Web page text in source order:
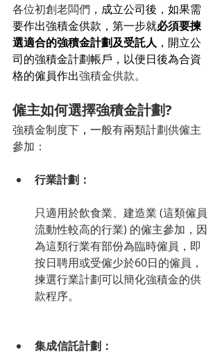
各位初創老闆們 ，成立公司後，如果需
要作出強積金供款，第一步就必須要揀
選適合的強積金計劃及受託人 ，開立公
司的強積金計劃帳戶，以便日後為合資
格的僱員作出強積金供款。
僱主如何選擇強積金計劃?
強積金制度下 ，一般有兩類計劃供僱主
參加：
行業計劃：
只適用於飲食業、建造業 (這類僱員
流動性較高的行業) 的僱主參加，因
為這類行業有部份為臨時僱員，即
按日聘用或受僱少於60日的僱員，
揀選行業計劃可以簡化強積金的供
款程序。
集成信託計劃：